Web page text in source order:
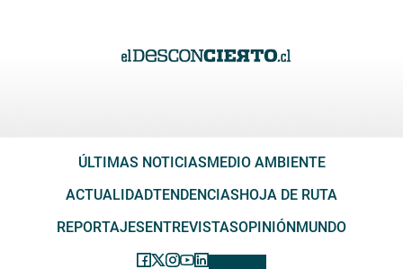
ÚLTIMAS NOTICIAS MEDIO AMBIENTE
ACTUALIDADTENDENCIAS HOJA DE RUTA
REPORTAJES ENTREVISTASOPINIÓN MUNDO